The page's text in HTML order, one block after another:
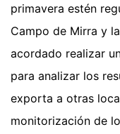
primavera estén
Campo de Mirra y
acordado realizar
para analizar los
exporta a otras
monitorización de